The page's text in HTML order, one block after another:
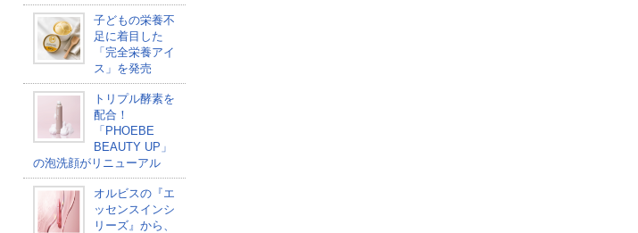
子どもの栄養不
足に着目した
「完全栄養アイ
ス」を発売
トリプル酵素を
配合！
「PHOEBE
BEAUTY UP」
の泡洗顔がリニューアル
オルビスの『エ
ッセンスインシ
リーズ』から、